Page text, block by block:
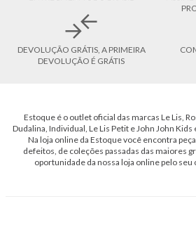
DEVOLUÇÃO GRÁTIS, A PRIMEIRA
DEVOLUÇÃO É GRÁTIS
Estoque é o outlet oficial das marcas Le Lis,
Dudalina, Individual, Le Lis Petit e John John Kids
Na loja online da Estoque você encontra
defeitos, de coleções passadas das maiores
oportunidade da nossa loja online pelo